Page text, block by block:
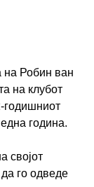
на Робин ван
на клубот
годишниот
година.
својот
го одведе